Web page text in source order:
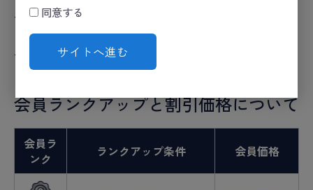
同意する
サイトへ進む
す。
ランクに応じてお得な会員価格でお買い物いただけま
す。
会員ランクアップと割引価格について
会員ラ
ンク
ランクアップ条件 会員価格